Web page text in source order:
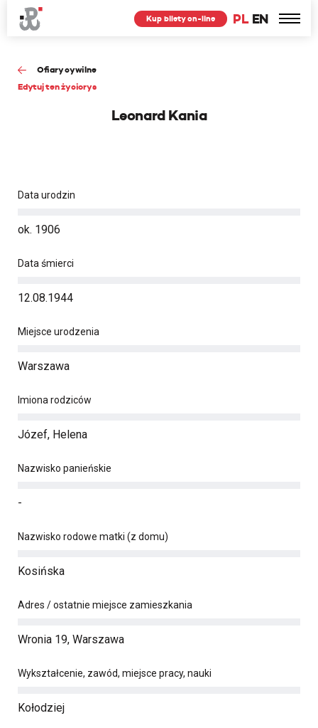
PL EN
Kup bilety on-line
Ofiary cywilne
Edytuj ten życiorys
Leonard Kania
Data urodzin
ok. 1906
Data śmierci
12.08.1944
Miejsce urodzenia
Warszawa
Imiona rodziców
Józef, Helena
Nazwisko panieńskie
-
Nazwisko rodowe matki (z domu)
Kosińska
Adres / ostatnie miejsce zamieszkania
Wronia 19, Warszawa
Wykształcenie, zawód, miejsce pracy, nauki
Kołodziej